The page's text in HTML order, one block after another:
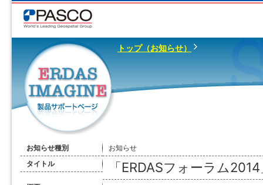
トップ（お知らせ）
お知らせ種別
お知らせ
タイトル
「ERDASフォーラム